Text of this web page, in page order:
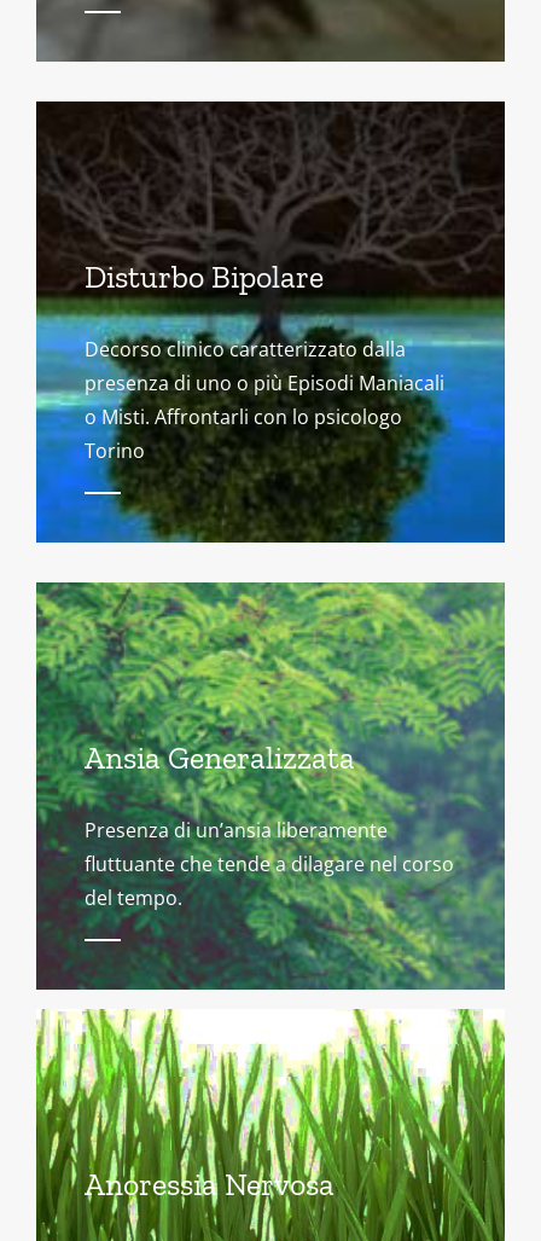
Disturbo Bipolare
Decorso clinico caratterizzato dalla
presenza di uno o più Episodi Maniacali
o Misti. Affrontarli con lo psicologo
Torino
Ansia Generalizzata
Presenza di un’ansia liberamente
fluttuante che tende a dilagare nel corso
del tempo.
Anoressia Nervosa